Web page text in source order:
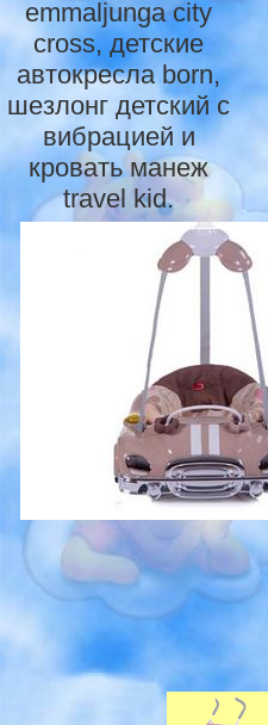
emmaljunga city
cross, детские
автокресла born,
шезлонг детский с
вибрацией и
кровать манеж
travel kid.